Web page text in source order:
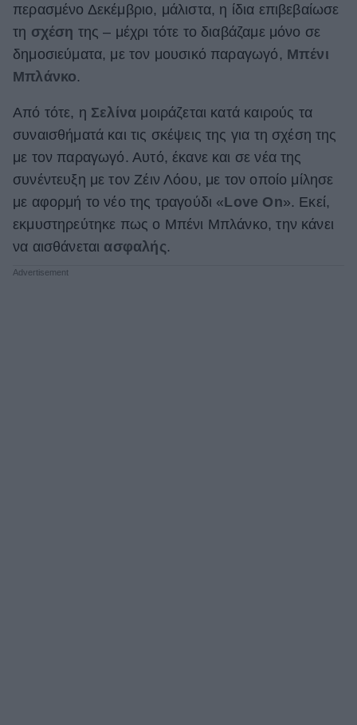
Χωρίς Ταμπέλες
Hautes Grecians
Γάμος
Market News
περασμένο Δεκέμβριο, μάλιστα, η ίδια επιβεβαίωσε
τη σχέση της – μέχρι τότε το διαβάζαμε μόνο σε
δημοσιεύματα, με τον μουσικό παραγωγό, Μπένι
Μπλάνκο.
Από τότε, η Σελίνα μοιράζεται κατά καιρούς τα
συναισθήματά και τις σκέψεις της για τη σχέση της
με τον παραγωγό. Αυτό, έκανε και σε νέα της
συνέντευξη με τον Ζέιν Λόου, με τον οποίο μίλησε
με αφορμή το νέο της τραγούδι «Love On». Εκεί,
εκμυστηρεύτηκε πως ο Μπένι Μπλάνκο, την κάνει
να αισθάνεται ασφαλής.